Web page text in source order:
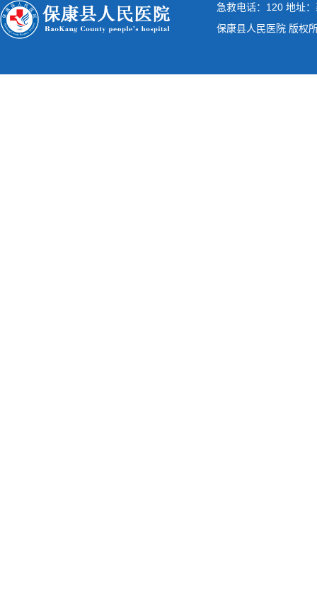
急救电话：120 地址
保康县人民医院 版权